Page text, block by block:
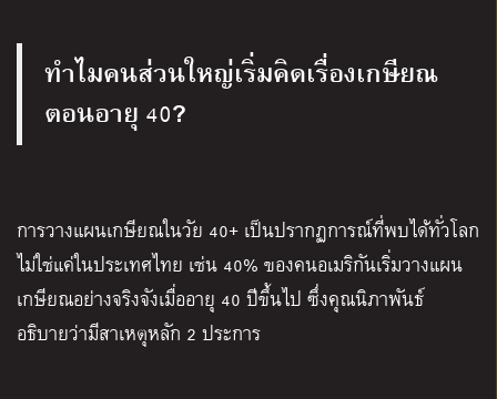
ทำไมคนส่วนใหญ่เริ่มคิดเรื่องเกษียณ
ตอนอายุ 40?
การวางแผนเกษียณในวัย 40+ เป็นปรากฏการณ์ที่พบได้ทั่วโลก
ไม่ใช่แค่ในประเทศไทย เช่น 40% ของคนอเมริกันเริ่มวางแผน
เกษียณอย่างจริงจังเมื่ออายุ 40 ปีขึ้นไป ซึ่งคุณนิภาพันธ์
อธิบายว่ามีสาเหตุหลัก 2 ประการ